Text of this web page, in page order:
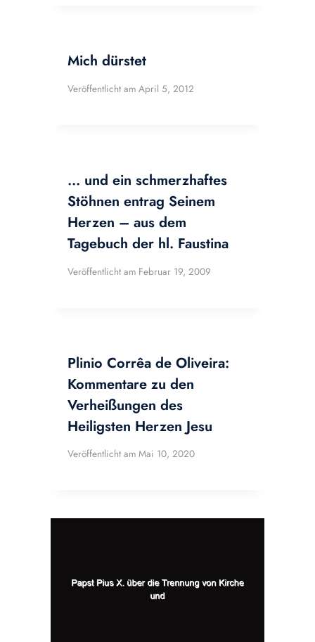
Mich dürstet
Veröffentlicht am April 5, 2012
… und ein schmerzhaftes
Stöhnen entrag Seinem
Herzen – aus dem
Tagebuch der hl. Faustina
Veröffentlicht am Februar 19, 2009
Plinio Corrêa de Oliveira:
Kommentare zu den
Verheißungen des
Heiligsten Herzen Jesu
Veröffentlicht am Mai 10, 2020